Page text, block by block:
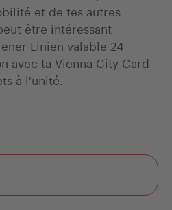
et de tes autres
être intéressant
Linien valable 24
avec ta Vienna City Card
à l'unité.